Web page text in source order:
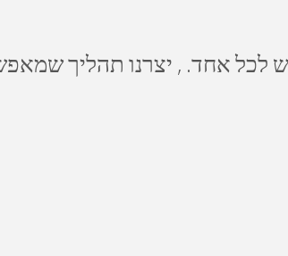
לכל אחד. , יצרנו תהליך